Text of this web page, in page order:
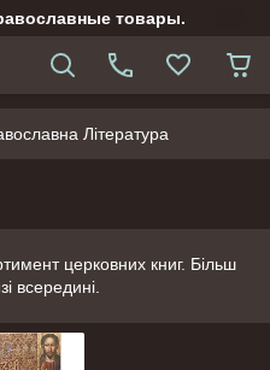
товары.
Література
церковних книг. Більш
всередині.